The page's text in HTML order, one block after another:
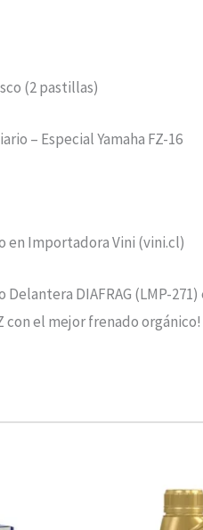
(2 pastillas)
– Especial Yamaha FZ-16
en Importadora Vini (vini.cl)
DIAFRAG (LMP-
el mejor frenado orgánico!